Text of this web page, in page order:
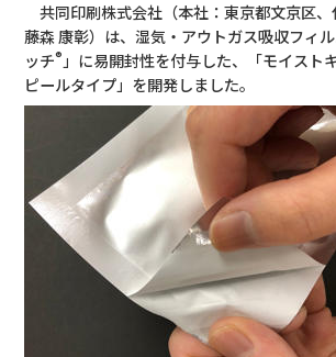
共同印刷株式会社（本社：東京都文京区、
藤森 康彰）は、湿気・アウトガス吸収フィ
ッチ®」に易開封性を付与した、「モイスト
ピールタイプ」を開発しました。